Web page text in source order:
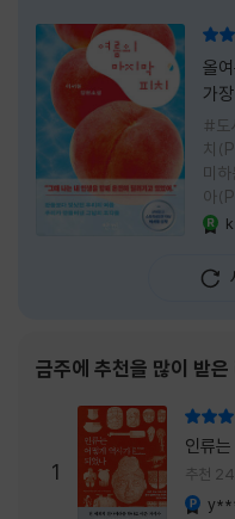
올
가
#도
치
미
아
중의
럼
그
피
의미
잃어
👧
댓글
튜버
금주에 추천을 많이 받은
1
인류는 이
역사
추천